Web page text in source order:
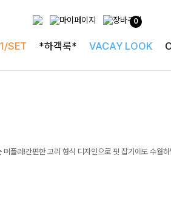
0
SET *하객룩* VACAY LOOK
플러!간편한 고리 형식 디자인으로 핏 잡기에도 수월